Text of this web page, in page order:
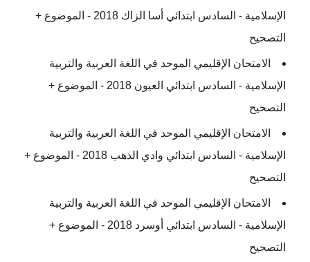
الإسلامية - السادس ابتدائي أسا الزاك 2018 - الموضوع +
التصحيح
الامتحان الإقليمي الموحد في اللغة العربية والتربية
الإسلامية - السادس ابتدائي العيون 2018 - الموضوع +
التصحيح
الامتحان الإقليمي الموحد في اللغة العربية والتربية
الإسلامية - السادس ابتدائي وادي الذهب 2018 - الموضوع +
التصحيح
الامتحان الإقليمي الموحد في اللغة العربية والتربية
الإسلامية - السادس ابتدائي أوسرد 2018 - الموضوع +
التصحيح